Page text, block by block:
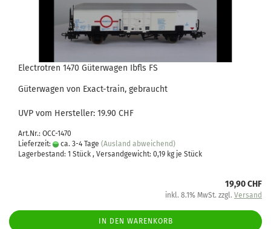
Electrotren 1470 Güterwagen Ibfls FS
Güterwagen von Exact-train, gebraucht
UVP vom Hersteller: 19.90 CHF
Art.Nr.: OCC-1470
Lieferzeit:
ca. 3-4 Tage (Ausland abweichend)
Lagerbestand: 1 Stück , Versandgewicht: 0,19 kg je Stück
19,90 CHF
inkl. 8.1% MwSt. zzgl. Versand
IN DEN WARENKORB